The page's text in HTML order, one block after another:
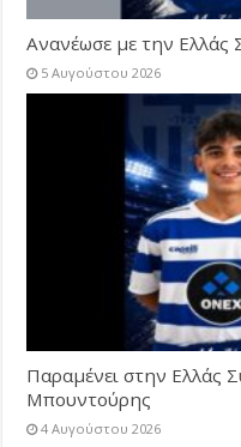
Ανανέωσε με την Ελλάς
5 Αυγούστου 2026
Παραμένει στην Ελλάς
Μπουντούρης
4 Αυγούστου 2026